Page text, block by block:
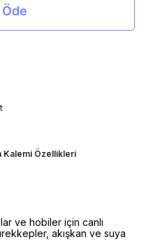
Kalemi Özellikleri
ve hobiler için canlı
akışkan ve suya